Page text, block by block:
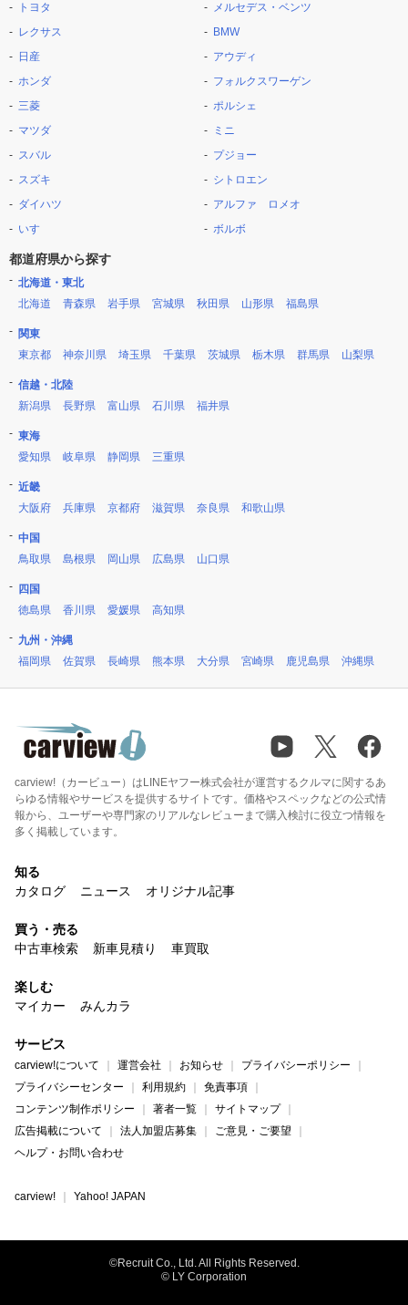
トヨタ
レクサス
日産
ホンダ
三菱
マツダ
スバル
スズキ
ダイハツ
いすゞ
メルセデス・ベンツ
BMW
アウディ
フォルクスワーゲン
ポルシェ
ミニ
プジョー
シトロエン
アルファ ロメオ
ボルボ
都道府県から探す
北海道・東北
北海道
青森県 岩手県 宮城県 秋田県 山形県 福島県
関東
東京都
神奈川県 埼玉県 千葉県 茨城県 栃木県 群馬県 山梨県
信越・北陸
新潟県
長野県 富山県 石川県 福井県
東海
愛知県
岐阜県 静岡県 三重県
近畿
大阪府
兵庫県 京都府 滋賀県 奈良県 和歌山県
中国
鳥取県
島根県 岡山県 広島県 山口県
四国
徳島県
香川県 愛媛県 高知県
九州・沖縄
福岡県
佐賀県 長崎県 熊本県 大分県 宮崎県 鹿児島県 沖縄県
carview!（カービュー）はLINEヤフー株式会社が運営するクルマに関するあ
らゆる情報やサービスを提供するサイトです。価格やスペックなどの公式情
報から、ユーザーや専門家のリアルなレビューまで購入検討に役立つ情報を
多く掲載しています。
知る
カタログ
ニュース オリジナル記事
買う・売る
中古車検索
新車見積り 車買取
楽しむ
マイカー
みんカラ
サービス
carview!について 運営会社 お知らせ
プライバシーポリシー
プライバシーセンター
利用規約
免責事項
コンテンツ制作ポリシー
著者一覧
サイトマップ
広告掲載について
法人加盟店募集
ご意見・ご要望
ヘルプ・お問い合わせ
carview! Yahoo! JAPAN
©Recruit Co., Ltd. All Rights Reserved.
© LY Corporation